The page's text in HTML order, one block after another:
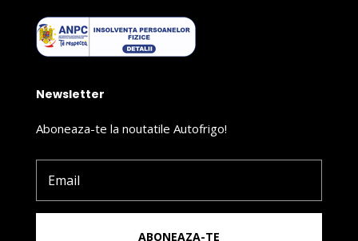
Newsletter
Aboneaza-te la noutatile Autofrigo!
ABONEAZA-TE